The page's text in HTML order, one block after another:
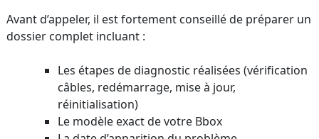
Avant d’appeler, il est fortement conseillé de préparer un
dossier complet incluant :
Les étapes de diagnostic réalisées (vérification
câbles, redémarrage, mise à jour,
réinitialisation)
Le modèle exact de votre Bbox